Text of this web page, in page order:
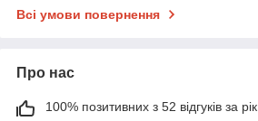
Всі умови повернення
Про нас
100% позитивних з 52 відгуків за рік